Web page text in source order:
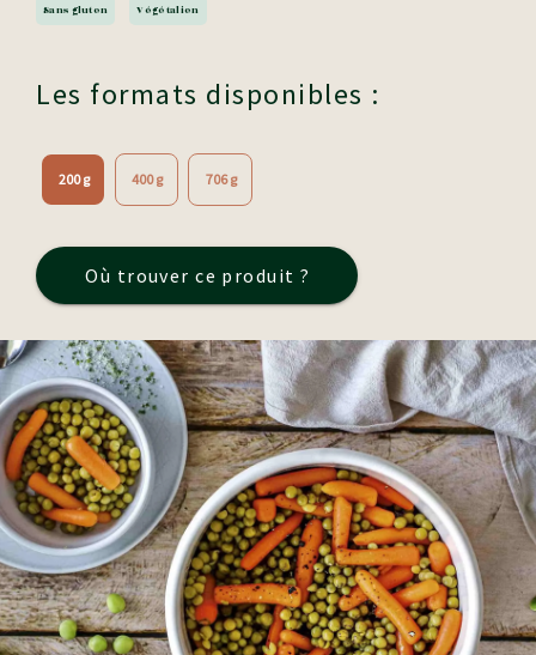
Sans gluten Végétalien
Les formats disponibles :
200 g 400 g 706 g
Où trouver ce produit ?